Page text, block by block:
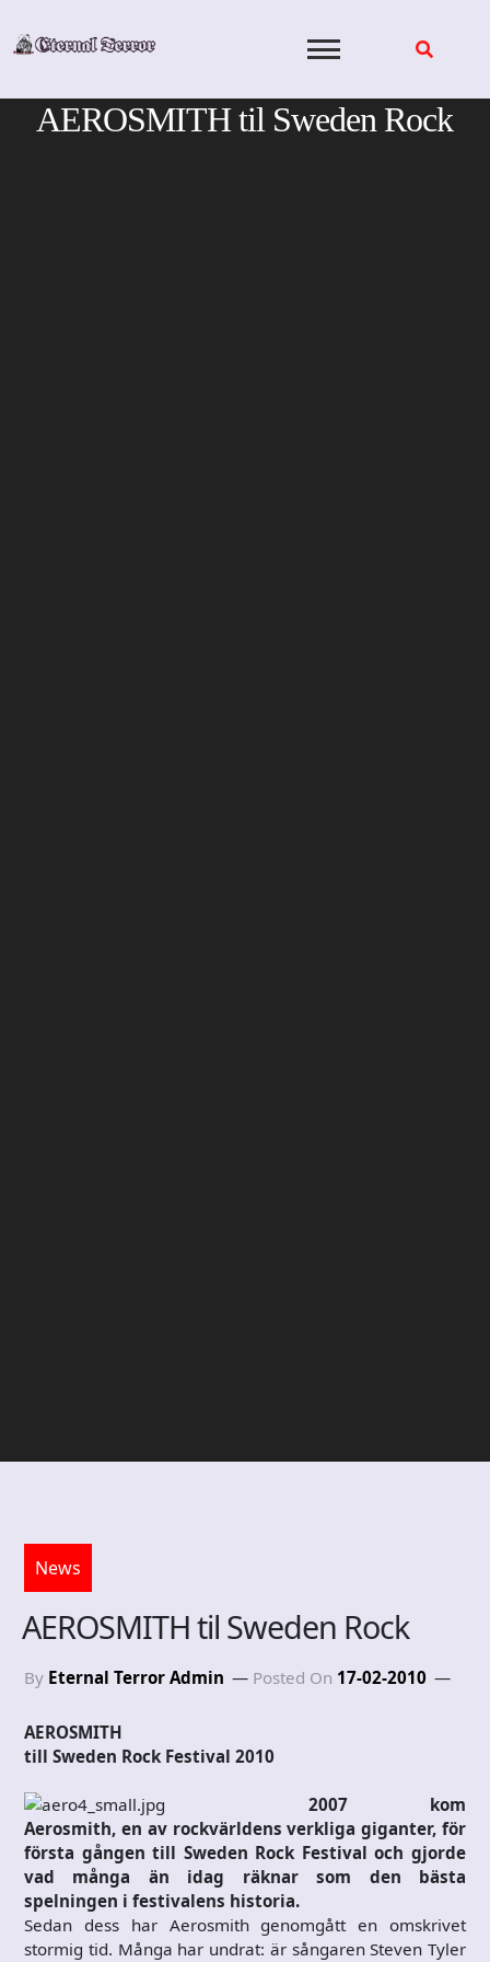
AEROSMITH til Sweden Rock
News
AEROSMITH til Sweden Rock
By Eternal Terror Admin Posted On 17-02-2010
AEROSMITH
till Sweden Rock Festival 2010
2007 kom
Aerosmith, en av rockvärldens verkliga giganter, för
första gången till Sweden Rock Festival och gjorde
vad många än idag räknar som den bästa
spelningen i festivalens historia.
Sedan dess har Aerosmith genomgått en omskrivet
stormig tid. Många har undrat: är sångaren Steven Tyler